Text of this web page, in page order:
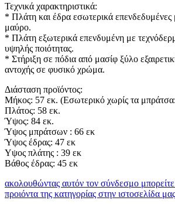
Τεχνικά χαρακτηριστικά:
* Πλάτη και έδρα εσωτερικά
μαύρο.
* Πλάτη εξωτερικά επενδυμένη με
υψηλής ποιότητας.
* Στήριξη σε πόδια από μασίφ ξύλο
αντοχής σε φυσικό χρώμα.
Διάσταση προϊόντος:
Μήκος: 57 εκ. (Εσωτερικό χωρίς τα
Πλάτος: 58 εκ.
Ύψος: 84 εκ.
Ύψος μπράτσων : 66 εκ
Ύψος έδρας: 47 εκ
Υψος πλάτης : 39 εκ
Βάθος έδρας: 45 εκ
ακολουθώντας αυτόν τον σύνδεσμο μπορείτε
προιόντα της κατηγορίας στην ιστοσελίδα